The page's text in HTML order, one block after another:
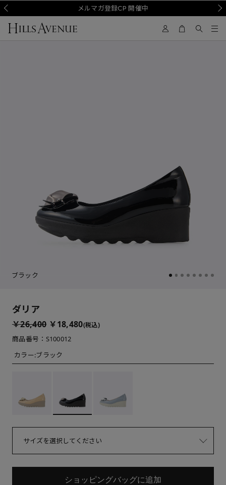
メルマガ登録CP 開催中
ブラック
ダリア
￥26,400 ￥18,480(税込)
商品番号：S100012
カラー:ブラック
サイズを選択してください
ショッピングバッグに追加